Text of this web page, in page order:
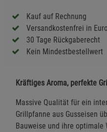
Kauf auf Rechnung
Versandkostenfrei in
30 Tage Rückgaberecht
Kein Mindestbestellwert
Kräftiges Aroma, perfekte
Massive Qualität für ein
Grillpfanne aus Gusseisen
Bauweise und ihre optimale